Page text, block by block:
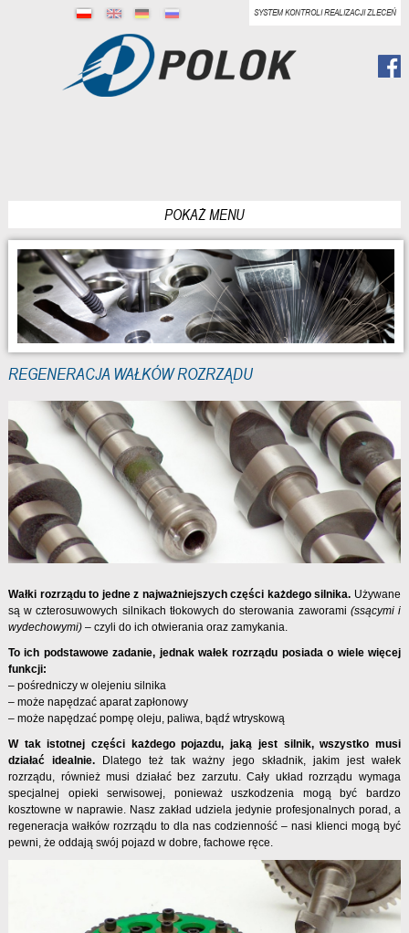
SYSTEM KONTROLI REALIZACJI ZLECEŃ
POKAŻ MENU
REGENERACJA WAŁKÓW ROZRZĄDU
Wałki rozrządu to jedne z najważniejszych części każdego silnika. Używane
są w czterosuwowych silnikach tłokowych do sterowania zaworami (ssącymi i
wydechowymi)– czyli do ich otwierania oraz zamykania.
To ich podstawowe zadanie, jednak wałek rozrządu posiada o wiele więcej
funkcji:
– pośredniczy w olejeniu silnika
– może napędzać aparat zapłonowy
– może napędzać pompę oleju, paliwa, bądź wtryskową
W tak istotnej części każdego pojazdu, jaką jest silnik, wszystko musi
działać idealnie. Dlatego też tak ważny jego składnik, jakim jest wałek
rozrządu, również musi działać bez zarzutu. Cały układ rozrządu wymaga
specjalnej opieki serwisowej, ponieważ uszkodzenia mogą być bardzo
kosztowne w naprawie. Nasz zakład udziela jedynie profesjonalnych porad, a
regeneracja wałków rozrządu to dla nas codzienność – nasi klienci mogą być
pewni, że oddają swój pojazd w dobre, fachowe ręce.